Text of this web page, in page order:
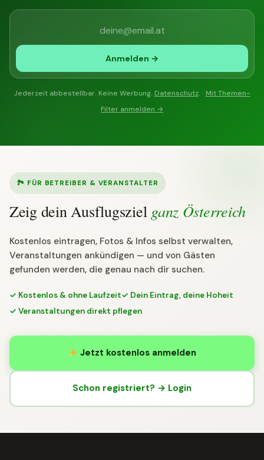
Anmelden →
Jederzeit abbestellbar. Keine Werbung. Datenschutz. · Mit Themen-
Filter anmelden →
🏞 FÜR BETREIBER & VERANSTALTER
Zeig dein Ausflugsziel ganz Österreich
Kostenlos eintragen, Fotos & Infos selbst verwalten,
Veranstaltungen ankündigen — und von Gästen
gefunden werden, die genau nach dir suchen.
✓ Kostenlos & ohne Laufzeit✓ Dein Eintrag, deine Hoheit
✓ Veranstaltungen direkt pflegen
Jetzt kostenlos anmelden
Schon registriert? → Login